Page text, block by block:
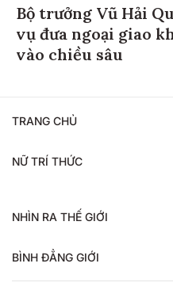
Bộ trưởng Vũ Hải
vụ đưa ngoại giao
vào chiều sâu
TRANG CHỦ
NỮ TRÍ THỨC
NHÌN RA THẾ GIỚI
BÌNH ĐẲNG GIỚI